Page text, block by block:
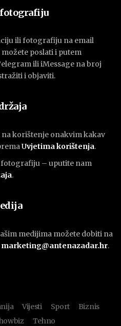
ili fotografiju na email
možete poslati i putem
ili iMessage na broj
i objaviti.
korištenje onakvim kakav
Uvjetima korištenja.
fotografiju – uputite nam
.
medijima možete dobiti na
marketing@antenazadar.hr.
Vijesti Sport
Biznis
Tehno